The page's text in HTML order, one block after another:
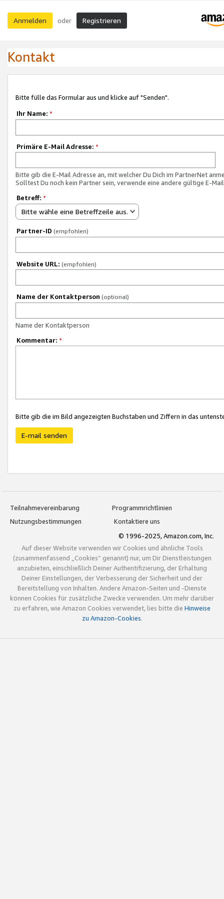
Anmelden oder Registrieren
Kontakt
Bitte fülle das Formular aus und klicke auf "Senden".
Ihr Name: *
Primäre E-Mail Adresse: *
Bitte gib die E-Mail Adresse an, mit welcher Du Dich im PartnerNet
Solltest Du noch kein Partner sein, verwende eine andere gültige E-
Betreff: *
Bitte wähle eine Betreffzeile aus.
Partner-ID (empfohlen)
Website URL: (empfohlen)
Name der Kontaktperson (optional)
Name der Kontaktperson
Kommentar: *
Bitte gib die im Bild angezeigten Buchstaben und Ziffern in das
E-mail senden
Teilnahmevereinbarung
Programmrichtlinien
Nutzungsbestimmungen
Kontaktiere uns
© 1996-2025, Amazon.com, Inc.
Auf dieser Website verwenden wir Cookies und ähnliche Tools
(zusammenfassend „Cookies“ genannt) nur, um Dir Dienstleistungen
anzubieten, einschließlich Deiner Authentifizierung, der Erhaltung
Deiner Einstellungen, der Verbesserung der Sicherheit und der
Bereitstellung von Inhalten. Andere Amazon-Seiten und -Dienste
können Cookies für zusätzliche Zwecke verwenden. Um mehr darüber
zu erfahren, wie Amazon Cookies verwendet, lies bitte die Hinweise
zu Amazon-Cookies.